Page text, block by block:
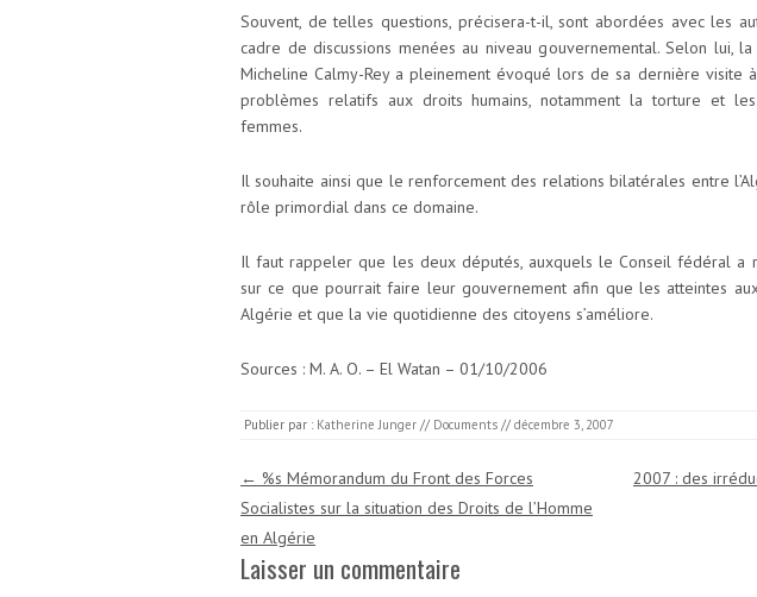
Souvent, de telles questions, précisera-t-il, sont abordées avec les
cadre de discussions menées au niveau gouvernemental. Selon lui,
Micheline Calmy-Rey a pleinement évoqué lors de sa dernière visite
problèmes relatifs aux droits humains, notamment la torture et
femmes.
Il souhaite ainsi que le renforcement des relations bilatérales entre
rôle primordial dans ce domaine.
Il faut rappeler que les deux députés, auxquels le Conseil fédéral a
sur ce que pourrait faire leur gouvernement afin que les atteintes
Algérie et que la vie quotidienne des citoyens s’améliore.
Sources : M. A. O. – El Watan – 01/10/2006
Publier par : Katherine Junger // Documents // décembre 3, 2007
Navigation des articles
← %s Mémorandum du Front des Forces
Socialistes sur la situation des Droits de l’Homme
en Algérie
2007 : des
Laisser un commentaire